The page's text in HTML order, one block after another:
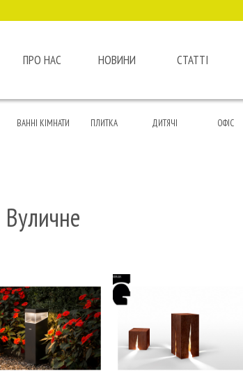
ПРО НАС НОВИНИ СТАТТІ
ВАННІ КІМНАТИ ПЛИТКА ДИТЯЧІ ОФІС
Вуличне